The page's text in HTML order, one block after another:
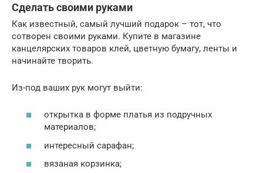
Сделать своими руками
Как известный, самый лучший подарок – тот, что
сотворен своими руками. Купите в магазине
канцелярских товаров клей, цветную бумагу, ленты и
начинайте творить.
Из-под ваших рук могут выйти:
открытка в форме платья из подручных
материалов;
интересный сарафан;
вязаная корзинка;